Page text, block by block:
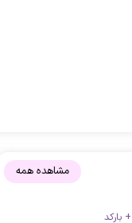
مشاهده همه